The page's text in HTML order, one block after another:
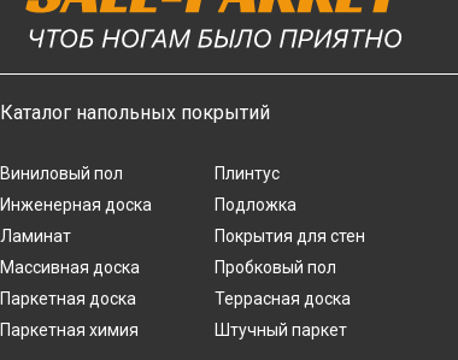
Каталог напольных покрытий
Виниловый пол
Инженерная доска
Ламинат
Массивная доска
Паркетная доска
Паркетная химия
Плинтус
Подложка
Покрытия для стен
Пробковый пол
Террасная доска
Штучный паркет